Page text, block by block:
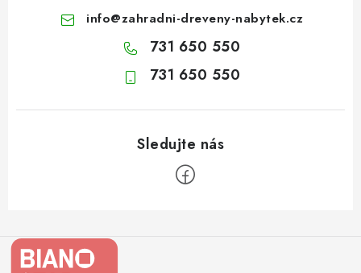
info@zahradni-dreveny-nabytek.cz
731 650 550
731 650 550